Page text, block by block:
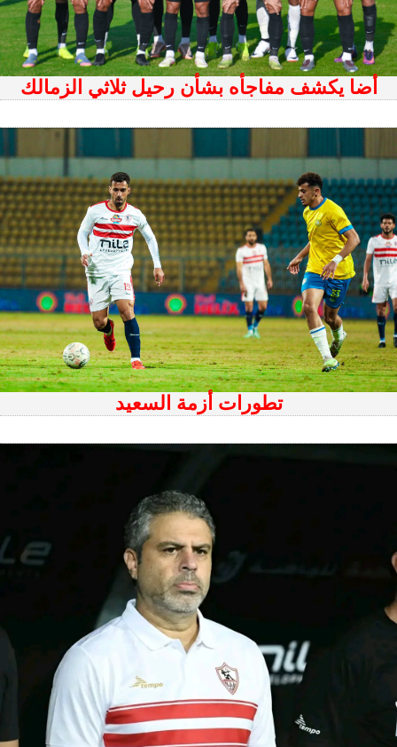
أضا يكشف مفاجأه بشأن رحيل ثلاثي الزمالك
تطورات أزمة السعيد